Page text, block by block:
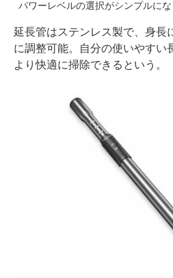
パワーレベルの選択がシンプルにな
延長管はステンレス製で、身長
に調整可能。自分の使いやすい
より快適に掃除できるという。